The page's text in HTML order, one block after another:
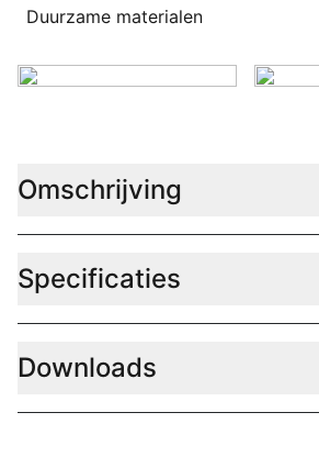
Duurzame materialen
Omschrijving
Specificaties
Downloads